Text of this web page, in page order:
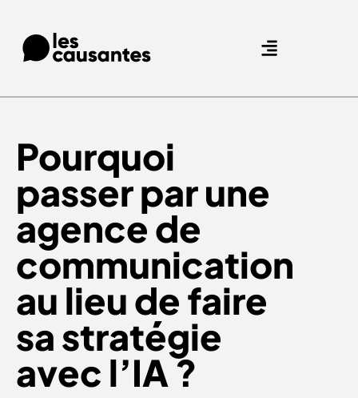
Pourquoi
passer par une
agence de
communication
au lieu de faire
sa stratégie
avec l’IA ?